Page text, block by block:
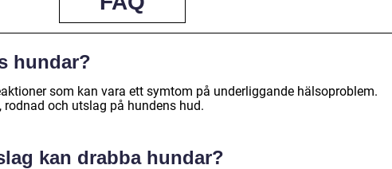
hundar?
som kan vara ett symtom på underliggande hälsoproblem.
och utslag på hundens hud.
kan drabba hundar?